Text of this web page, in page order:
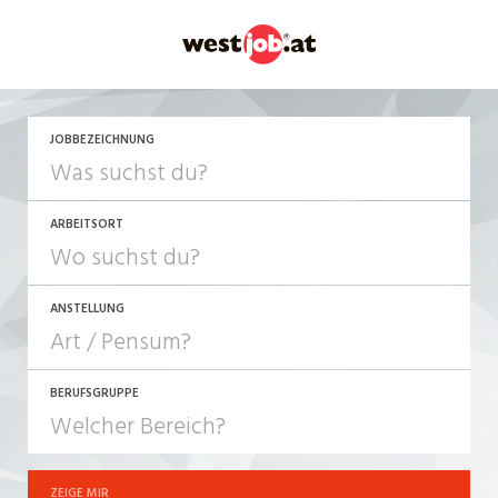
JOBBEZEICHNUNG
ARBEITSORT
ANSTELLUNG
JOB-TYP
Festanstellung
BERUFSGRUPPE
ZEIGE MIR